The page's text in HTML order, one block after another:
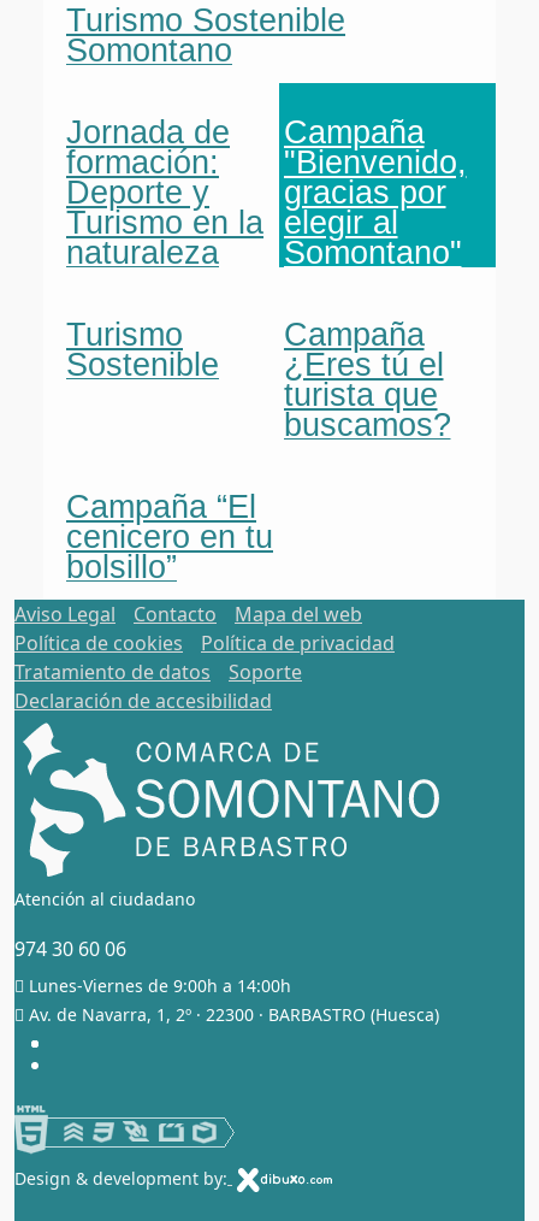
Turismo Sostenible
Somontano
Jornada de
formación:
Deporte y
Turismo en la
naturaleza
Campaña
"Bienvenido,
gracias por
elegir al
Somontano"
Turismo
Sostenible
Campaña
¿Eres tú el
turista que
buscamos?
Campaña “El
cenicero en tu
bolsillo”
Aviso Legal Contacto
Mapa del web
Política de cookies
Política de privacidad
Tratamiento de datos
Soporte
Declaración de accesibilidad
Atención al ciudadano
974 30 60 06
Lunes-Viernes de 9:00h a 14:00h
Av. de Navarra, 1, 2º · 22300 · BARBASTRO (Huesca)
Design & development by: